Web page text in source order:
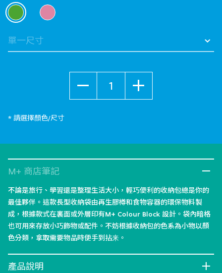
選擇 顏色
selected
* 請選擇顏色/尺寸
M+ 商店筆記
不論是旅行、學習還是整理生活大小，輕巧便利的收納包總是你的
最佳夥伴。這款長型收納袋由再生膠樽和食物容器的環保物料製
成，根據款式在裏面或外層印有M+ Colour Block 設計。袋內暗格
也可用來存放小巧飾物或配件。不妨根據收納包的色系為小物以顏
色分類，拿取需要物品時便手到拈来。
產品說明